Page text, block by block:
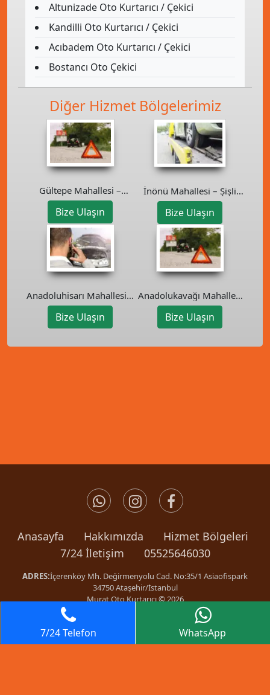
7/24 Telefon WhatsApp
Altunizade Oto Kurtarıcı / Çekici
Kandilli Oto Kurtarıcı / Çekici
Acıbadem Oto Kurtarıcı / Çekici
Bostancı Oto Çekici
Diğer Hizmet Bölgelerimiz
Gültepe Mahallesi –
Kağıthane Oto Kurtarıcı
Bize Ulaşın
İnönü Mahallesi – Şişli
Oto Kurtarıcı
Bize Ulaşın
Anadoluhisarı Mahallesi –
Beykoz Oto Kurtarıcı
Bize Ulaşın
Anadolukavağı Mahallesi
– Beykoz Oto Kurtarıcı
Bize Ulaşın
Anasayfa Hakkımızda
Hizmet Bölgeleri
7/24 İletişim
05525646030
ADRES:İçerenköy Mh. Değirmenyolu Cad. No:35/1 Asiaofispark
34750 Ataşehir/İstanbul
Murat Oto Kurtarıcı © 2026
Web
Tasarım